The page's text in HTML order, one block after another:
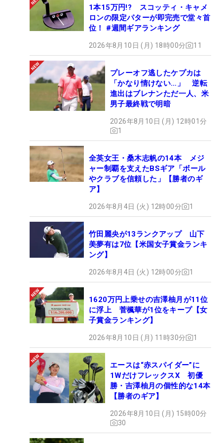
1本15万円!? スコッティ・キャメ
ロンの限定パターが即完売で堂々首
位！ #週間ギアランキング
2026年8月10日 (月) 18時00分 11
プレーオフ逃したケプカは
「かなり情けない…」 逆転
進出はブレナンただ一人、米
男子最終戦で明暗
2026年8月10日 (月) 12時01分
1
全英女王・桑木志帆の14本 メジ
ャー制覇を支えたBSギア「ボール
やクラブを信頼した」【勝者のギ
ア】
2026年8月4日 (火) 12時00分 1
竹田麗央が13ランクアップ 山下
美夢有は7位【米国女子賞金ランキ
ング】
2026年8月4日 (火) 12時00分 1
1620万円上乗せの吉澤柚月が11位
に浮上 菅楓華が1位をキープ【女
子賞金ランキング】
2026年8月10日 (月) 11時30分 1
エースは“赤スパイダー”に
1WだけフレックスX 初優
勝・吉澤柚月の個性的な14本
【勝者のギア】
2026年8月10日 (月) 15時00分
30